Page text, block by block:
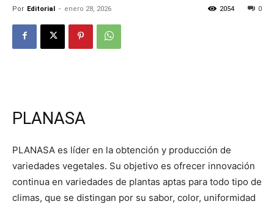
Por Editorial - enero 28, 2026 0
2054
PLANASA
PLANASA es líder en la obtención y producción de
variedades vegetales. Su objetivo es ofrecer innovación
continua en variedades de plantas aptas para todo tipo de
climas, que se distingan por su sabor, color, uniformidad